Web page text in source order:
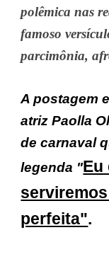
polêmica nas
famoso
parcimônia,
A postagem
atriz Paolla
de carnaval
legenda "Eu
perfeita".